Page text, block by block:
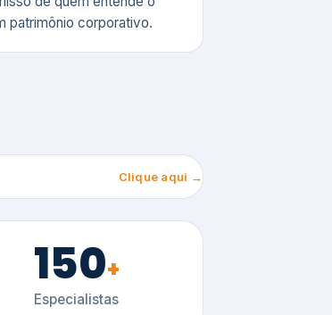
patrimônio corporativo.
Clique aqui →
150+
Especialistas